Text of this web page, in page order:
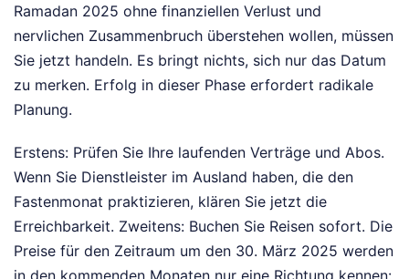
Ramadan 2025 ohne finanziellen Verlust und
nervlichen Zusammenbruch überstehen wollen, müssen
Sie jetzt handeln. Es bringt nichts, sich nur das Datum
zu merken. Erfolg in dieser Phase erfordert radikale
Planung.
Erstens: Prüfen Sie Ihre laufenden Verträge und Abos.
Wenn Sie Dienstleister im Ausland haben, die den
Fastenmonat praktizieren, klären Sie jetzt die
Erreichbarkeit. Zweitens: Buchen Sie Reisen sofort. Die
Preise für den Zeitraum um den 30. März 2025 werden
in den kommenden Monaten nur eine Richtung kennen: